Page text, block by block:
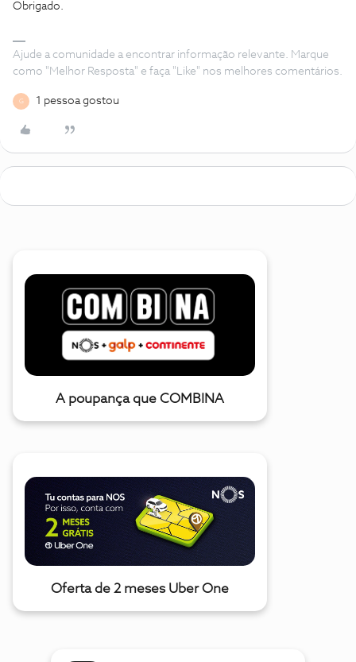
Obrigado.
Ajude a comunidade a encontrar informação relevante. Marque
como "Melhor Resposta" e faça "Like" nos melhores comentários.
G 1 pessoa gostou
A poupança que COMBINA
Oferta de 2 meses Uber One